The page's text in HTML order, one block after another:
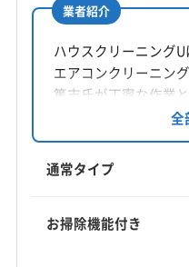
所在地
静岡県袋井市
対応地域
焼津市
袋井市
島田市 磐田市
業者紹介
ハウスクリーニング
エアコンクリーニン
篤志氏が丁寧な作業
ます。損害保険加入
で、お掃除機能付き
ション料金。防カビ
対策も万全です。年
全
通常タイプ
お掃除機能付き